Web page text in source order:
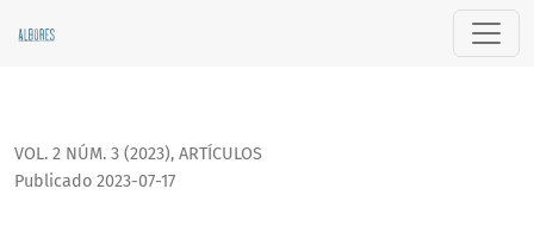
Memorias de la pandemia de COVID-19. Experiencias de
VOL. 2 NÚM. 3 (2023), ARTÍCULOS
Publicado 2023-07-17